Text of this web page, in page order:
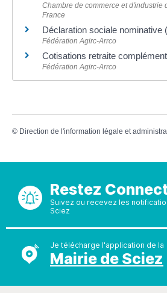
Chambre de commerce et d'industrie
France
Déclaration sociale nominative
Fédération Agirc-Arrco
Cotisations retraite
Fédération Agirc-Arrco
© Direction de l'information légale et
Restez
Suivez ou recevez les
Sciez
Je télécharge l'application de la
Mairie de Sciez